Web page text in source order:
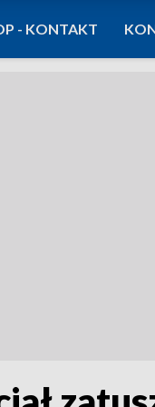
- KONTAKT